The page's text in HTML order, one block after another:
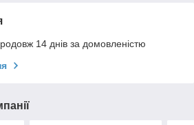
14 днів за домовленістю